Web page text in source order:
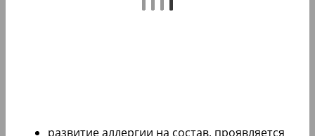
развитие аллергии на состав, проявляется